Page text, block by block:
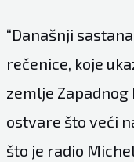
“Današnji
rečenice, koje
zemlje
ostvare što veći
što je radio